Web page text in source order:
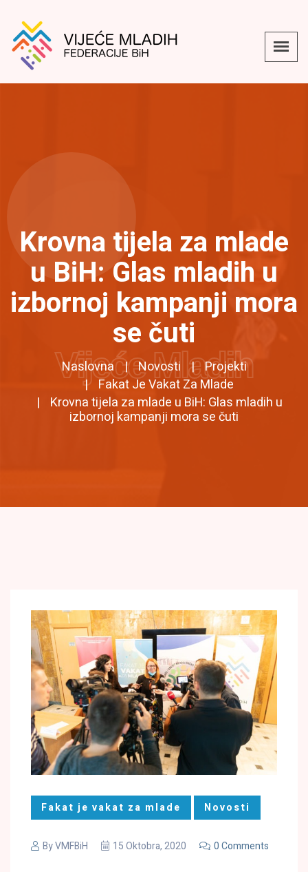
Krovna tijela za mlade
u BiH: Glas mladih u
izbornoj kampanji mora
se čuti
Naslovna Novosti
Projekti
Fakat Je Vakat Za Mlade
Krovna tijela za mlade u BiH: Glas mladih u
izbornoj kampanji mora se čuti
Vijeće Mladih
Fakat je vakat za mlade Novosti
ByVMFBiH 15 Oktobra, 2020 0 Comments